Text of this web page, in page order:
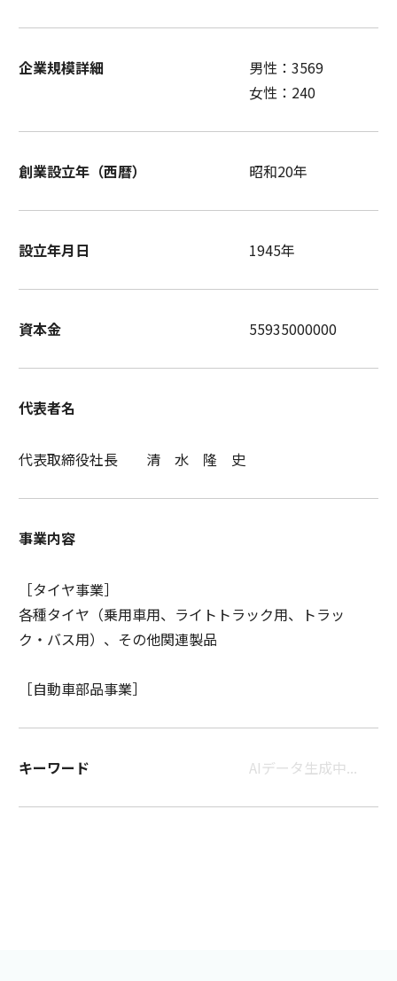
企業規模詳細
男性：3569
女性：240
創業設立年（西暦） 昭和20年
設立年月日 1945年
資本金 55935000000
代表者名
代表取締役社長 清 水 隆 史
事業内容
［タイヤ事業］
各種タイヤ（乗用車用、ライトトラック用、トラッ
ク・バス用）、その他関連製品
［自動車部品事業］
キーワード AIデータ生成中...